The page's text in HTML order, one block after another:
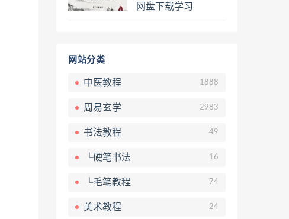
网盘共享群
网盘下载学习
网站分类
中医教程 1888
周易玄学 2983
书法教程 49
└硬笔书法 16
└毛笔教程 74
美术教程 24